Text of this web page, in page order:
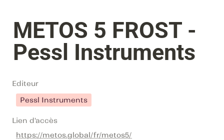
METOS 5 FROST -
Pessl Instruments
Editeur
Pessl Instruments
Lien d'accès
https://metos.global/fr/metos5/